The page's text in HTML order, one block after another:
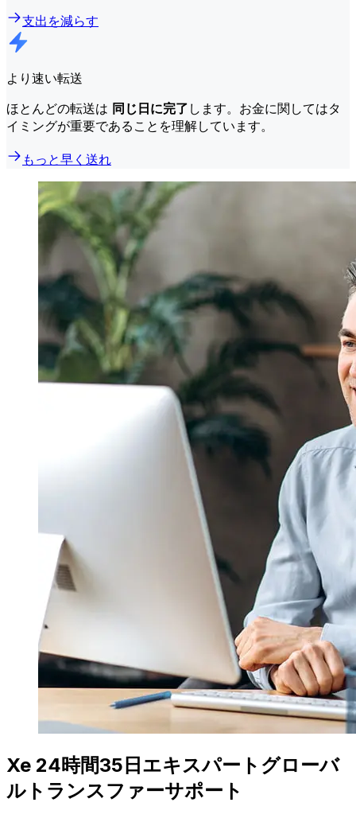
支出を減らす
より速い転送
ほとんどの転送は 同じ日に完了 します。お金に関してはタ
イミングが重要であることを理解しています。
もっと早く送れ
Xe 24時間35日エキスパートグローバ
ルトランスファーサポート